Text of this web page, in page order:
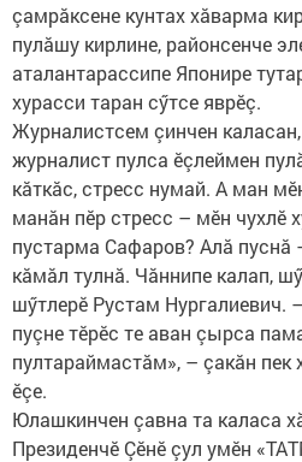
çамрăксене кунтах хăварма
пулăшу кирлине, районсенче
аталантарассипе Японире
хурасси таран сӳтсе яврӗç.
Журналистсем çинчен
журналист пулса ӗçлеймен
кăткăс, стресс нумай. А ман
манăн пӗр стресс – мӗн чухлӗ
пустарма Сафаров? Алă пуснă
кăмăл тулнă. Чăннипе калап,
шӳтлерӗ Рустам Нургалиевич.
пуçне тӗрӗс те аван çырса
пултараймастăм», – çакăн пек
ӗçе.
Юлашкинчен çавна та каласа
Президенчӗ Çӗнӗ çул умӗн